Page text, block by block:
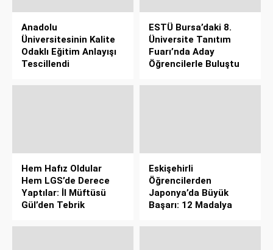
Anadolu
Üniversitesinin Kalite
Odaklı Eğitim Anlayışı
Tescillendi
ESTÜ Bursa’daki 8.
Üniversite Tanıtım
Fuarı’nda Aday
Öğrencilerle Buluştu
Hem Hafız Oldular
Hem LGS’de Derece
Yaptılar: İl Müftüsü
Gül’den Tebrik
Eskişehirli
Öğrencilerden
Japonya’da Büyük
Başarı: 12 Madalya